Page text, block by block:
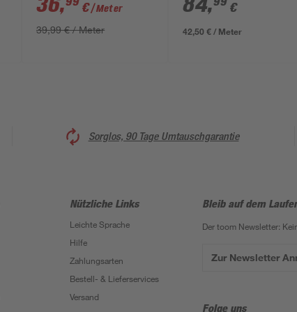
36, €/ Meter
39,99 € / Meter
84, €
42,50 € / Meter
Sorglos, 90 Tage Umtauschgarantie
Nützliche Links
Leichte Sprache
Hilfe
Zahlungsarten
Bestell- & Lieferservices
Versand
Bleib auf dem
Der toom Newsletter:
Zur Newsletter
Folge uns